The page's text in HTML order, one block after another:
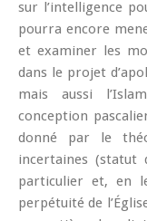
sur l’intelligence
pourra encore
et examiner les
dans le projet
mais aussi
conception
donné par le
incertaines (statut
particulier et, en
perpétuité de